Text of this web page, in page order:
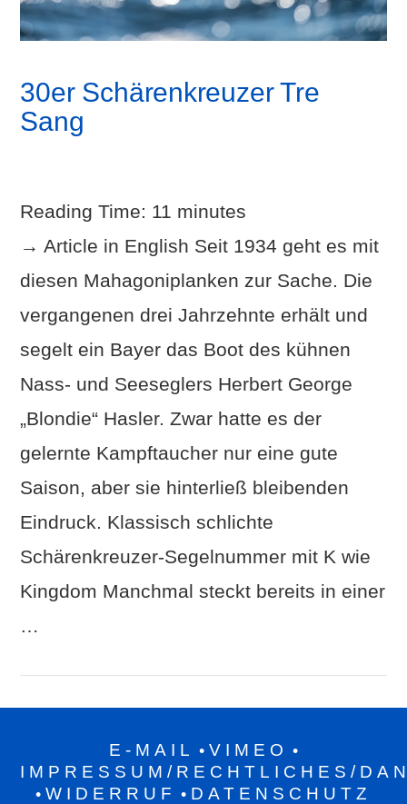
VIEW POST
30er Schärenkreuzer Tre
Sang
Reading Time: 11 minutes
→ Article in English Seit 1934 geht es mit
diesen Mahagoniplanken zur Sache. Die
vergangenen drei Jahrzehnte erhält und
segelt ein Bayer das Boot des kühnen
Nass- und Seeseglers Herbert George
„Blondie“ Hasler. Zwar hatte es der
gelernte Kampftaucher nur eine gute
Saison, aber sie hinterließ bleibenden
Eindruck. Klassisch schlichte
Schärenkreuzer-Segelnummer mit K wie
Kingdom Manchmal steckt bereits in einer
…
E-MAIL • VIMEO •
IMPRESSUM/RECHTLICHES/
• WIDERRUF • DATENSCHUTZ